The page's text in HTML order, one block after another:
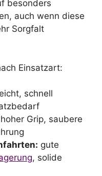
besonders
auch wenn diese
Sorgfalt
Einsatzart:
schnell
hoher Grip, saubere
gute
, solide